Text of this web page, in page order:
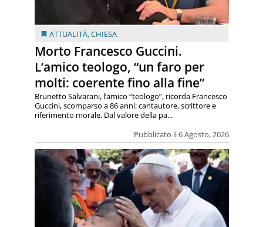
ATTUALITÀ,CHIESA
Morto Francesco Guccini.
L’amico teologo, “un faro per
molti: coerente fino alla fine”
Pubblicato il 6 Agosto, 2026
Brunetto Salvarani, l’amico “teologo”, ricorda Francesco
Guccini, scomparso a 86 anni: cantautore, scrittore e
riferimento morale. Dal valore della pa...